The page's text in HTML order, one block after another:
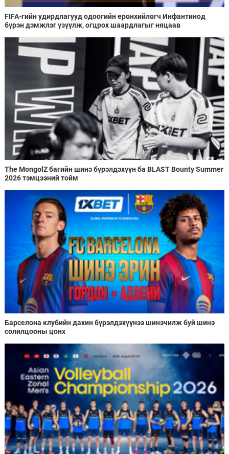
FIFA-гийн удирдлагууд одоогийн ерөнхийлөгч Инфантинод
бүрэн дэмжлэг үзүүлж, огцрох шаардлагыг няцаав
The MongolZ багийн шинэ бүрэлдэхүүн ба BLAST Bounty Summer
2026 тэмцээний тойм
Барселона клубийн дахин бүрэлдэхүүнээ шинэчилж буй шинэ
солилцооны цонх